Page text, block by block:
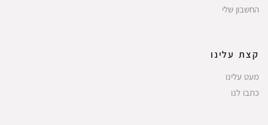
החשבון שלי
קצת עלינו
מעט עלינו
כתבו לנו